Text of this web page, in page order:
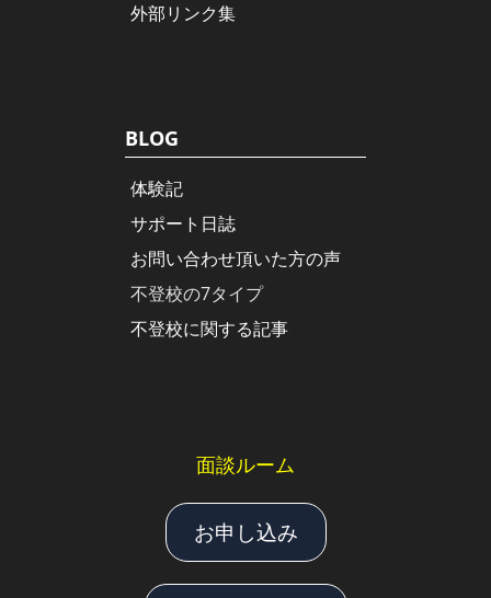
外部リンク集
BLOG
体験記
サポート日誌
お問い合わせ頂いた方の声
不登校の7タイプ
不登校に関する記事
面談ルーム
お申し込み